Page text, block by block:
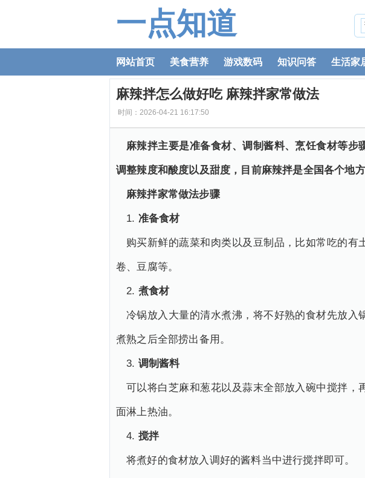
一点知道
网站首页 美食营养 游戏数码 知识问答 生活家
麻辣拌怎么做好吃 麻辣拌家常做法
时间：2026-04-21 16:17:50
麻辣拌主要是准备食材、调制酱料、烹饪食材等
调整辣度和酸度以及甜度，目前麻辣拌是全国各个地
麻辣拌家常做法步骤
1. 准备食材
购买新鲜的蔬菜和肉类以及豆制品，比如常吃的
卷、豆腐等。
2. 煮食材
冷锅放入大量的清水煮沸，将不好熟的食材先放入
煮熟之后全部捞出备用。
3. 调制酱料
可以将白芝麻和葱花以及蒜末全部放入碗中搅拌
面淋上热油。
4. 搅拌
将煮好的食材放入调好的酱料当中进行搅拌即可。